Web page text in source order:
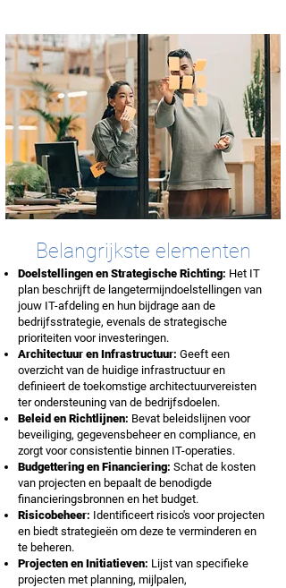
Belangrijkste elementen
Doelstellingen en Strategische Richting: Het IT
plan beschrijft de langetermijndoelstellingen van
jouw IT-afdeling en hun bijdrage aan de
bedrijfsstrategie, evenals de strategische
prioriteiten voor investeringen.
Architectuur en Infrastructuur: Geeft een
overzicht van de huidige infrastructuur en
definieert de toekomstige architectuurvereisten
ter ondersteuning van de bedrijfsdoelen.
Beleid en Richtlijnen: Bevat beleidslijnen voor
beveiliging, gegevensbeheer en compliance, en
zorgt voor consistentie binnen IT-operaties.
Budgettering en Financiering: Schat de kosten
van projecten en bepaalt de benodigde
financieringsbronnen en het budget.
Risicobeheer: Identificeert risico's voor projecten
en biedt strategieën om deze te verminderen en
te beheren.
Projecten en Initiatieven: Lijst van specifieke
projecten met planning, mijlpalen,